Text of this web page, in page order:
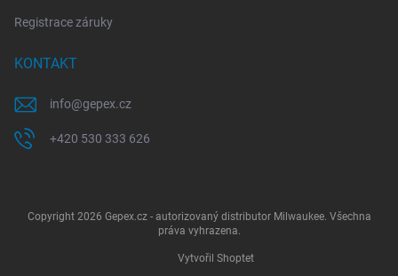
Registrace záruky
KONTAKT
info@gepex.cz
+420 530 333 626
Vytvořil Shoptet
Copyright 2026 Gepex.cz - autorizovaný distributor Milwaukee. Všechna
práva vyhrazena.